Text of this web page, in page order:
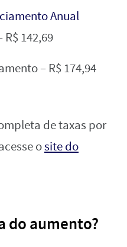
Anual
R$ 142,69
– R$ 174,94
de taxas por
osite do
do aumento?